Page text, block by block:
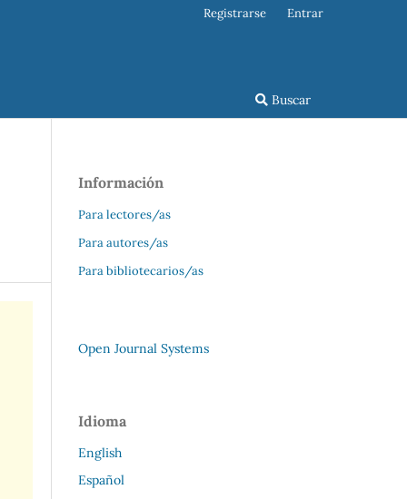
Buscar
Registrarse Entrar
Información
Para lectores/as
Para autores/as
Para bibliotecarios/as
Open Journal Systems
Idioma
English
Español